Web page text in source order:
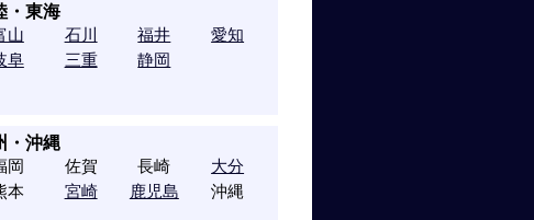
・東海
山 石川 福井
愛知
阜
三重 静岡
・沖縄
岡 佐賀 長崎
大分
本
宮崎 鹿児島 沖縄